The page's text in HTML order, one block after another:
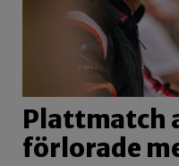
Plattmatch
förlorade